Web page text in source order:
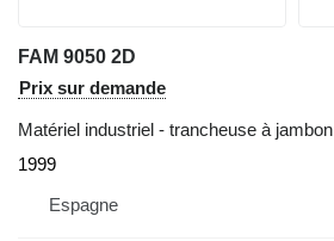
FAM 9050 2D
Prix sur demande
Matériel industriel - trancheuse à jambon
1999
Espagne